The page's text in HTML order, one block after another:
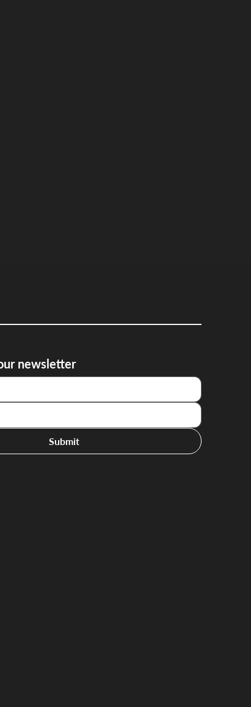
newsletter
Submit